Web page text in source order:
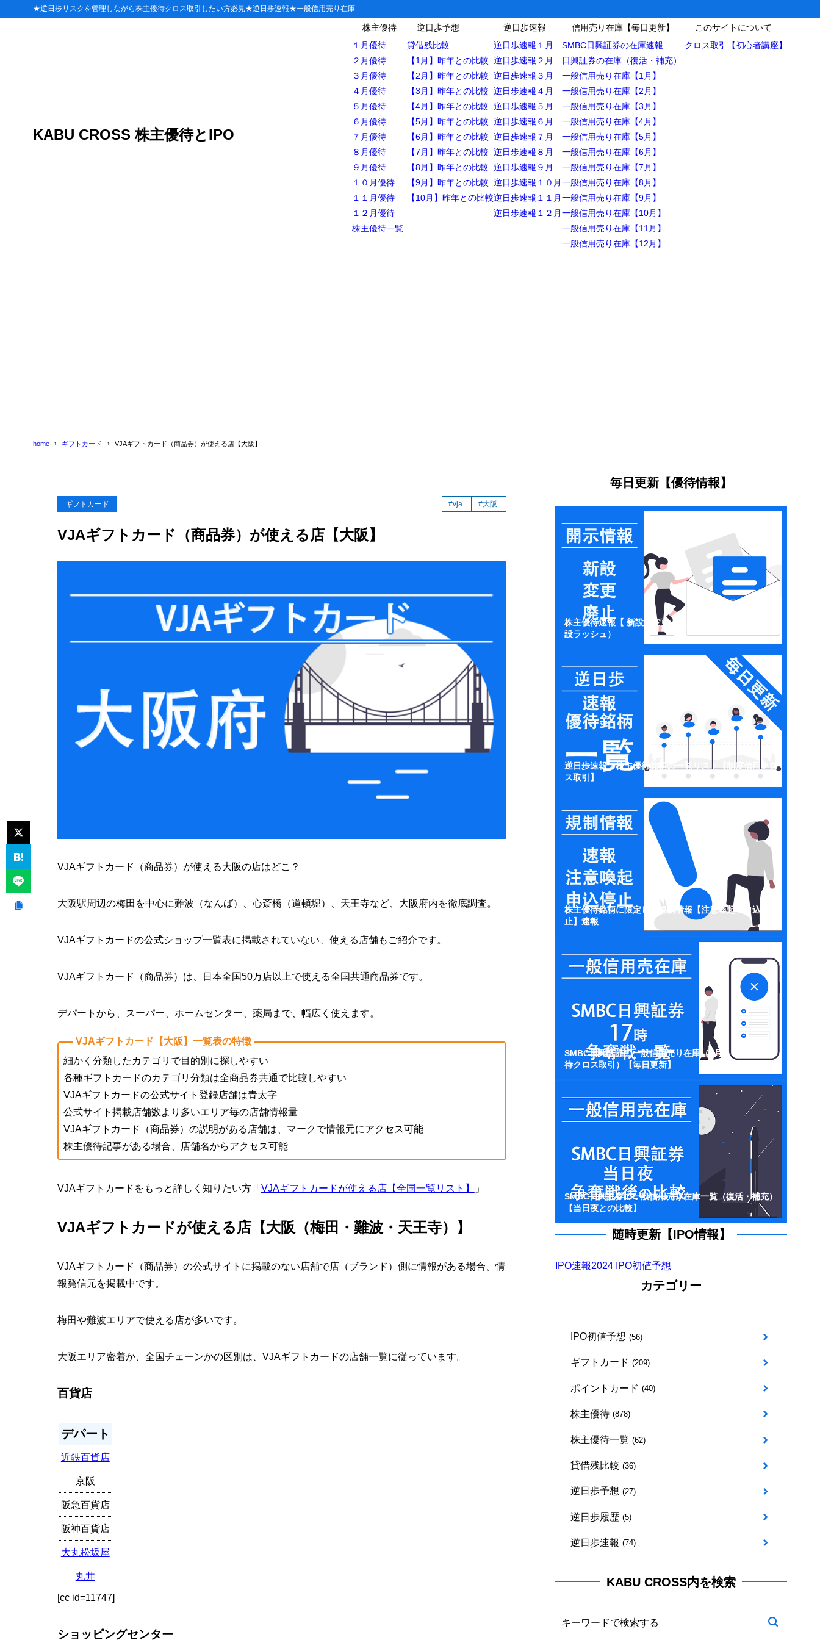
★逆日歩リスクを管理しながら株主優待クロス取引したい方必見★逆日歩速報★一般信用売り在庫
KABU CROSS 株主優待とIPO
株主優待
１月優待
２月優待
３月優待
４月優待
５月優待
６月優待
７月優待
８月優待
９月優待
１０月優待
１１月優待
１２月優待
株主優待一覧
逆日歩予想
貸借残比較
【1月】昨年との比較
【2月】昨年との比較
【3月】昨年との比較
【4月】昨年との比較
【5月】昨年との比較
【6月】昨年との比較
【7月】昨年との比較
【8月】昨年との比較
【9月】昨年との比較
【10月】昨年との比較
逆日歩速報
逆日歩速報１月
逆日歩速報２月
逆日歩速報３月
逆日歩速報４月
逆日歩速報５月
逆日歩速報６月
逆日歩速報７月
逆日歩速報８月
逆日歩速報９月
逆日歩速報１０月
逆日歩速報１１月
逆日歩速報１２月
信用売り在庫【毎日更新】
SMBC日興証券の在庫速報
日興証券の在庫（復活・補充）
一般信用売り在庫【1月】
一般信用売り在庫【2月】
一般信用売り在庫【3月】
一般信用売り在庫【4月】
一般信用売り在庫【5月】
一般信用売り在庫【6月】
一般信用売り在庫【7月】
一般信用売り在庫【8月】
一般信用売り在庫【9月】
一般信用売り在庫【10月】
一般信用売り在庫【11月】
一般信用売り在庫【12月】
このサイトについて
クロス取引【初心者講座】
home ギフトカード VJAギフトカード（商品券）が使える店【大阪】
ギフトカード #vja #大阪
VJAギフトカード（商品券）が使える店【大阪】
VJAギフトカード（商品券）が使える大阪の店はどこ？
大阪駅周辺の梅田を中心に難波（なんば）、心斎橋（道頓堀）、天王寺など、大阪府内を徹底調査。
VJAギフトカードの公式ショップ一覧表に掲載されていない、使える店舗もご紹介です。
VJAギフトカード（商品券）は、日本全国50万店以上で使える全国共通商品券です。
デパートから、スーパー、ホームセンター、薬局まで、幅広く使えます。
VJAギフトカード【大阪】一覧表の特徴
細かく分類したカテゴリで目的別に探しやすい
各種ギフトカードのカテゴリ分類は全商品券共通で比較しやすい
VJAギフトカードの公式サイト登録店舗は青太字
公式サイト掲載店舗数より多いエリア毎の店舗情報量
VJAギフトカード（商品券）の説明がある店舗は、 マークで情報元にアクセス可能
株主優待記事がある場合、店舗名からアクセス可能
VJAギフトカードをもっと詳しく知りたい方「 VJAギフトカードが使える店【全国一覧リスト】 」
VJAギフトカードが使える店【大阪（梅田・難波・天王寺）】
VJAギフトカード（商品券）の公式サイトに掲載のない店舗で店（ブランド）側に情報がある場合、情
報発信元を掲載中です。
梅田や難波エリアで使える店が多いです。
大阪エリア密着か、全国チェーンかの区別は、VJAギフトカードの店舗一覧に従っています。
百貨店
デパート
近鉄百貨店
京阪
阪急百貨店
阪神百貨店
大丸松坂屋
丸井
[cc id=11747]
ショッピングセンター
毎日更新【優待情報】
株主優待速報【 新設・変更・廃止】開示情報一覧（新
設ラッシュ）
逆日歩速報：株主優待銘柄の一覧リスト【制度信用クロ
ス取引】
株主優待銘柄に限定した規制情報【注意喚起・申込停
止】速報
SMBC日興証券の一般信用売り在庫（3月・4月・5月優
待クロス取引）【毎日更新】
SMBC日興証券の一般信用売り在庫一覧（復活・補充）
【当日夜との比較】
随時更新【IPO情報】
IPO速報2024 IPO初値予想
カテゴリー
IPO初値予想 (56)
ギフトカード (209)
ポイントカード (40)
株主優待 (878)
株主優待一覧 (62)
貸借残比較 (36)
逆日歩予想 (27)
逆日歩履歴 (5)
逆日歩速報 (74)
KABU CROSS内を検索
VJAギフトカードが使える店【大阪（梅田・難波・天王寺）】
1.2